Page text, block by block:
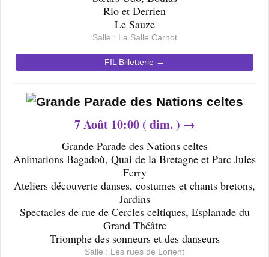
Rio et Derrien
Le Sauze
Salle : La Salle Carnot
FIL Billetterie →
7Août 10:00 ( dim. ) →
Grande Parade des Nations celtes
Animations Bagadoù, Quai de la Bretagne et Parc Jules
Ferry
Ateliers découverte danses, costumes et chants bretons,
Jardins
Spectacles de rue de Cercles celtiques, Esplanade du
Grand Théâtre
Triomphe des sonneurs et des danseurs
Salle : Les rues de Lorient